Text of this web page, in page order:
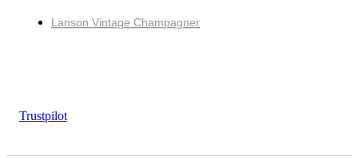
Lanson Vintage Champagner
Trustpilot